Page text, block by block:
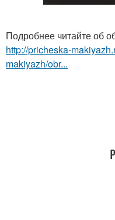
Подробнее читайте об
http://pricheska-
makiyazh/obr...